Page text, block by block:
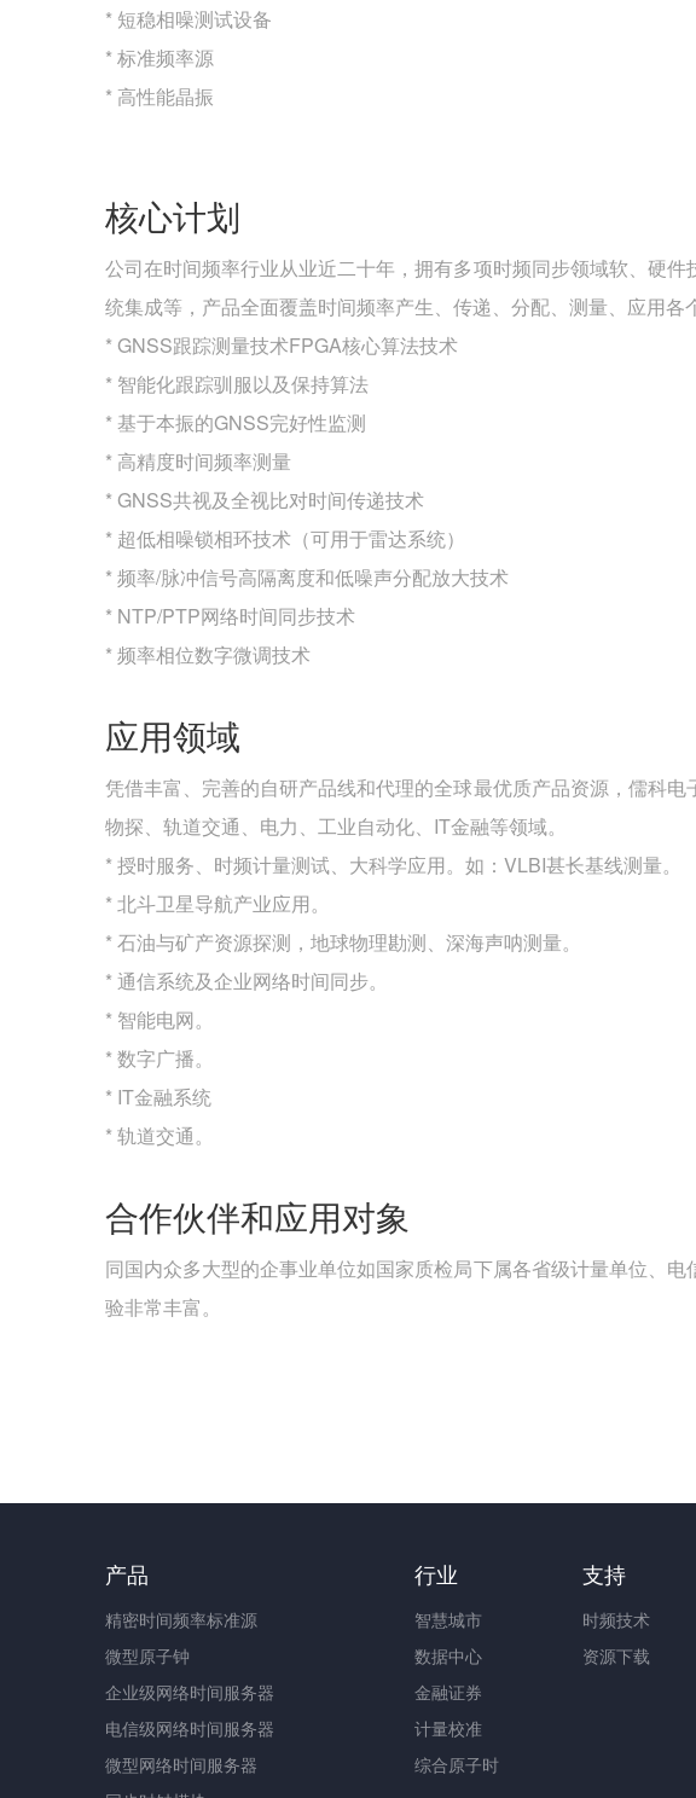
* 短稳相噪测试设备
* 标准频率源
* 高性能晶振
核心计划
公司在时间频率行业从业近二十年，拥有多项时频同步领域软、硬
统集成等，产品全面覆盖时间频率产生、传递、分配、测量、应用各
* GNSS跟踪测量技术FPGA核心算法技术
* 智能化跟踪驯服以及保持算法
* 基于本振的GNSS完好性监测
* 高精度时间频率测量
* GNSS共视及全视比对时间传递技术
* 超低相噪锁相环技术（可用于雷达系统）
* 频率/脉冲信号高隔离度和低噪声分配放大技术
* NTP/PTP网络时间同步技术
* 频率相位数字微调技术
应用领域
凭借丰富、完善的自研产品线和代理的全球最优质产品资源，儒科
物探、轨道交通、电力、工业自动化、IT金融等领域。
* 授时服务、时频计量测试、大科学应用。如：VLBI甚长基线测量。
* 北斗卫星导航产业应用。
* 石油与矿产资源探测，地球物理勘测、深海声呐测量。
* 通信系统及企业网络时间同步。
* 智能电网。
* 数字广播。
* IT金融系统
* 轨道交通。
合作伙伴和应用对象
同国内众多大型的企事业单位如国家质检局下属各省级计量单位、
验非常丰富。
产品
精密时间频率标准源
微型原子钟
企业级网络时间服务器
电信级网络时间服务器
微型网络时间服务器
行业
智慧城市
数据中心
金融证券
计量校准
综合原子时
支持
时频技术
资源下载